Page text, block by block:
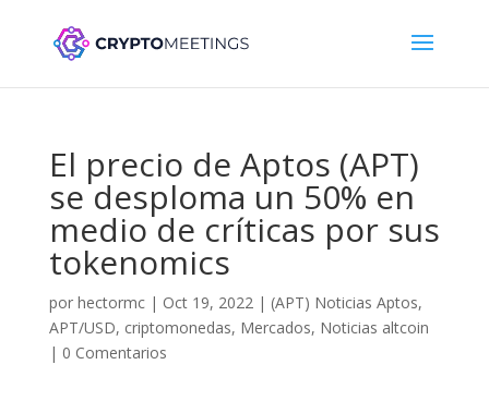
El precio de Aptos (APT)
se desploma un 50% en
medio de críticas por sus
tokenomics
por hectormc| Oct 19, 2022| (APT) Noticias Aptos,
APT/USD, criptomonedas, Mercados, Noticias altcoin
| 0 Comentarios